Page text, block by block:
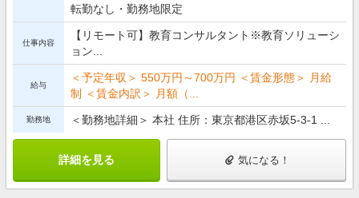
転勤なし・勤務地限定
仕事内容
【リモート可】教育コンサルタント※教育ソリューシ
ョン...
給与
＜予定年収＞ 550万円～700万円 ＜賃金形態＞ 月給
制 ＜賃金内訳＞ 月額（...
勤務地 ＜勤務地詳細＞ 本社 住所：東京都港区赤坂5-3-1 ...
詳細を見る 気になる！